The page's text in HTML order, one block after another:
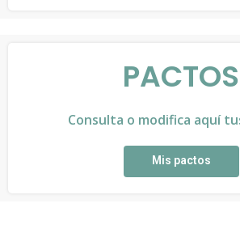
PACTOS
Consulta o modifica aquí
Mis pactos